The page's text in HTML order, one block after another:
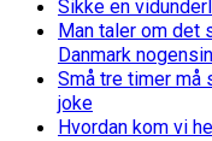
Sikke en
Man taler om
Danmark
Små tre timer
joke
Hvordan kom vi